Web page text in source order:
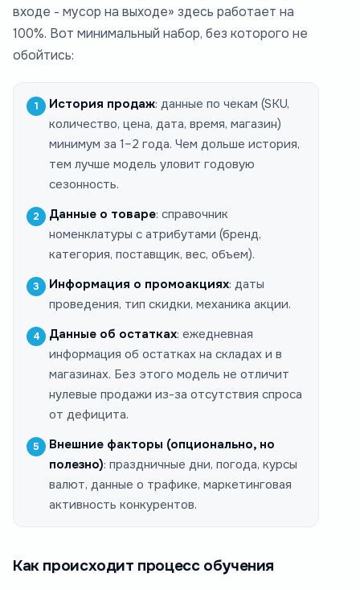
входе - мусор на выходе» здесь работает на
100%. Вот минимальный набор, без которого не
обойтись:
История продаж: данные по чекам (SKU,
количество, цена, дата, время, магазин)
минимум за 1–2 года. Чем дольше история,
тем лучше модель уловит годовую
сезонность.
Данные о товаре: справочник
номенклатуры с атрибутами (бренд,
категория, поставщик, вес, объем).
Информация о промоакциях: даты
проведения, тип скидки, механика акции.
Данные об остатках: ежедневная
информация об остатках на складах и в
магазинах. Без этого модель не отличит
нулевые продажи из-за отсутствия спроса
от дефицита.
Внешние факторы (опционально, но
полезно): праздничные дни, погода, курсы
валют, данные о трафике, маркетинговая
активность конкурентов.
Как происходит процесс обучения